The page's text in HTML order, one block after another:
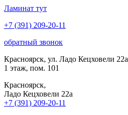
Ламинат тут
+7 (391) 209-20-11
обратный звонок
Красноярск, ул. Ладо Кецховели 22а
1 этаж, пом. 101
Красноярск,
Ладо Кецховели 22a
+7 (391) 209-20-11